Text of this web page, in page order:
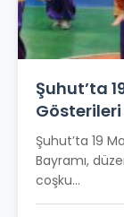
Şuhut’ta
Gösterileri
Şuhut’ta 19
Bayramı,
coşku...